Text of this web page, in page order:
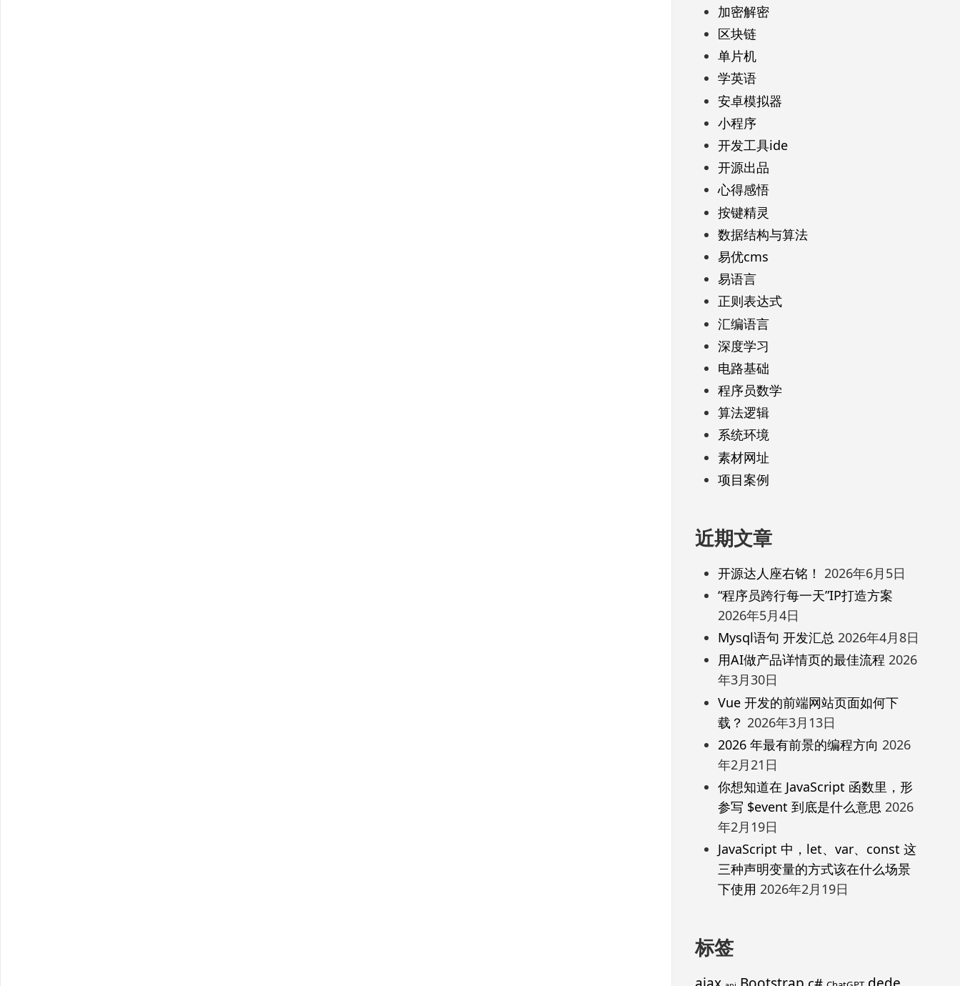
加密解密
区块链
单片机
学英语
安卓模拟器
小程序
开发工具ide
开源出品
心得感悟
按键精灵
数据结构与算法
易优cms
易语言
正则表达式
汇编语言
深度学习
电路基础
程序员数学
算法逻辑
系统环境
素材网址
项目案例
近期文章
开源达人座右铭！ 2026年6月5日
“程序员跨行每一天”IP打造方案
2026年5月4日
Mysql语句 开发汇总 2026年4月8日
用AI做产品详情页的最佳流程 2026
年3月30日
Vue 开发的前端网站页面如何下
载？ 2026年3月13日
2026 年最有前景的编程方向 2026
年2月21日
你想知道在 JavaScript 函数里，形
参写 $event 到底是什么意思 2026
年2月19日
JavaScript 中，let、var、const 这
三种声明变量的方式该在什么场景
下使用 2026年2月19日
标签